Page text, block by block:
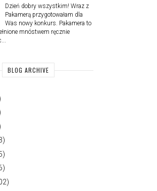
Dzień dobry wszystkim! Wraz z
Pakamerą przygotowałam dla
Was nowy konkurs. Pakamera to
mnóstwem ręcznie
BLOG ARCHIVE